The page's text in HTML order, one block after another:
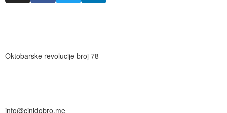
Oktobarske revolucije broj 78
info@cinidobro.me